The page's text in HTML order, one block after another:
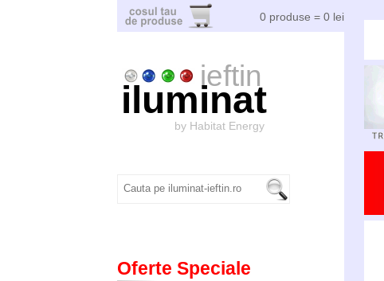
0 produse = 0 lei
ieftin
iluminat
by Habitat Energy
Oferte Speciale